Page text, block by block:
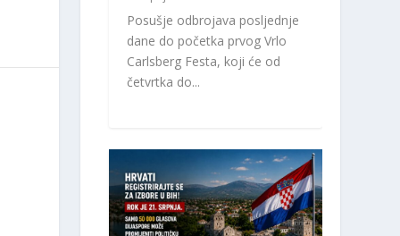
Posušje odbrojava posljednje
dane do početka prvog Vrlo
Carlsberg Festa, koji će od
četvrtka do...